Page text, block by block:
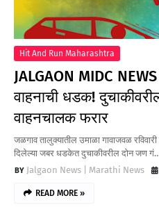
Hit And Run Maharashtra
JALGAON MIDC
वाहनाची धडक!
वाहनचालक फरार
जळगाव तालुक्यातील उमाळा गावाजवळ रविवारी
दिलेल्या जबर धडकेत दुचाकीवरील दोन जण
Jalgaon News | Marathi News
READ MORE »